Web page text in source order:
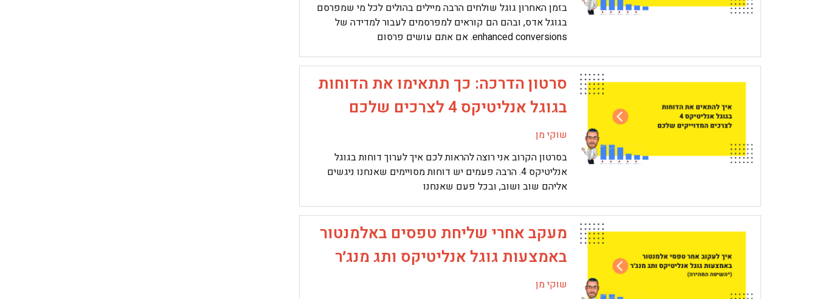
בזמן האחרון גוגל שולחים הרבה מיילים בהולים לכל מי שמפרסם
בגוגל אדס, ובהם הם קוראים למפרסמים לעבור למדידה של
enhanced conversions. אם אתם עושים פרסום
סרטון הדרכה: כך תתאימו את הדוחות
בגוגל אנליטיקס 4 לצרכים שלכם
שוקי מן
בסרטון הקרוב אני רוצה להראות לכם איך לערוך דוחות בגוגל
אנליטיקס 4. הרבה פעמים יש דוחות מסויימים שאנחנו ניגשים
אליהם שוב ושוב, ובכל פעם שאנחנו
מעקב אחרי שליחת טפסים באלמנטור
באמצעות גוגל אנליטיקס ותג מנג׳ר
שוקי מן